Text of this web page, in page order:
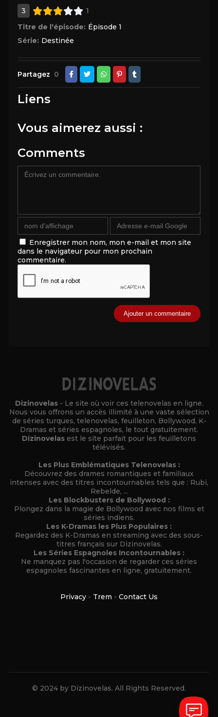
3
1
Titre de l'épisode: Épisode 1
Série: Destinée
Partagez 0
Liens
Vous aimerez aussi :
Comments
Enregistrer mon nom, mon e-mail et mon site
dans le navigateur pour mon prochain
commentaire.
Dizinovelas - Le site où voir ces telenovelas en ligne.
Nous vous offrons un accès illimité à une vaste sélection
de séries turques, telenovelas, feuilleton, Bollywood, K-
Dramas et séries espagnoles, le tout gratuitement.
Dizinovelas est le site parfait pour les feuilletons
télévisés.
Les Plus Emblématiques Telenovelas :
Découvrez des drames romantiques et familiaux
intenses avec des titres incontournables tels que : Rubi,
Rebelde, ...
Les Blockbusters de Bollywood :
Plongez dans la magie de Bollywood avec nos films et
séries indiens.
Les K-Dramas les Plus Populaires :
Regardez des K-Dramas en streaming avec des sous-
titres français sur Dizinovelas.
Les Séries Espagnoles Incontournables :
Ne manquez pas l'occasion de regarder ces séries
espagnoles fascinantes en ligne, gratuitement.
Privacy - Trem - Contact Us
© 2024 by Dizinovelas. All Rights Reserved.